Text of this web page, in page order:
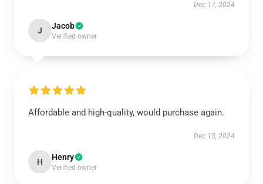
Dec 17, 2024
J Jacob
Verified owner
Affordable and high-quality, would purchase again.
Dec 15, 2024
H Henry
Verified owner